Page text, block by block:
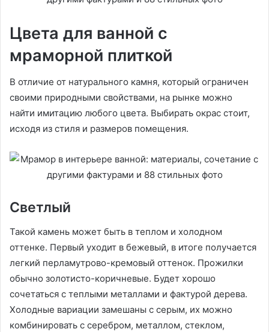
Цвета для ванной с
мраморной плиткой
В отличие от натурального камня, который ограничен
своими природными свойствами, на рынке можно
найти имитацию любого цвета. Выбирать окрас стоит,
исходя из стиля и размеров помещения.
Светлый
Такой камень может быть в теплом и холодном
оттенке. Первый уходит в бежевый, в итоге получается
легкий перламутрово-кремовый оттенок. Прожилки
обычно золотисто-коричневые. Будет хорошо
сочетаться с теплыми металлами и фактурой дерева.
Холодные вариации замешаны с серым, их можно
комбинировать с серебром, металлом, стеклом,